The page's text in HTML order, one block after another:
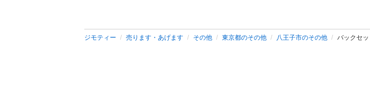
ジモティー 売ります・あげます その他 東京都のその他 八王子市のその他 バックセッ